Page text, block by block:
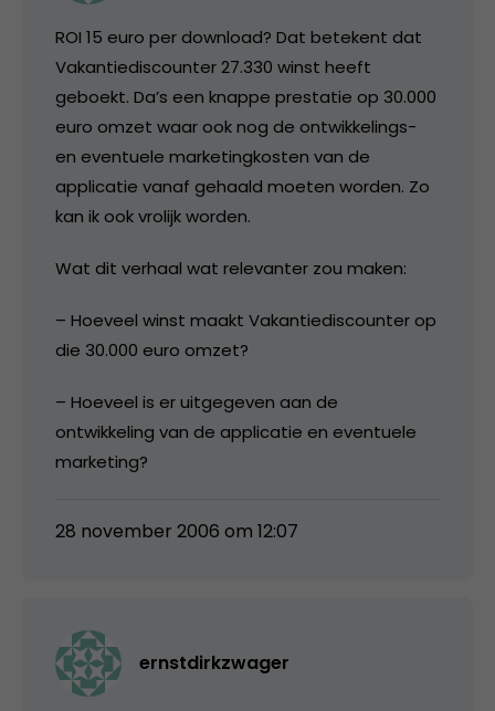
ROI 15 euro per download? Dat betekent dat
Vakantiediscounter 27.330 winst heeft
geboekt. Da’s een knappe prestatie op 30.000
euro omzet waar ook nog de ontwikkelings-
en eventuele marketingkosten van de
applicatie vanaf gehaald moeten worden. Zo
kan ik ook vrolijk worden.
Wat dit verhaal wat relevanter zou maken:
– Hoeveel winst maakt Vakantiediscounter op
die 30.000 euro omzet?
– Hoeveel is er uitgegeven aan de
ontwikkeling van de applicatie en eventuele
marketing?
28 november 2006 om 12:07
ernstdirkzwager